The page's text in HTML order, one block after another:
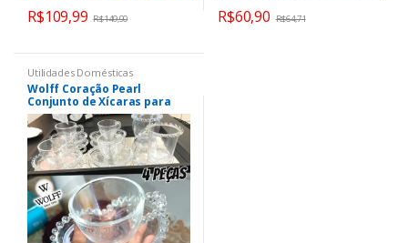
R$109,99 R$149,90 R$60,90 R$64,71
Utilidades Domésticas
Wolff Coração Pearl
Conjunto de Xícaras para
Café com Pires de Cristal 4
Peças, Transparente, 85 ml